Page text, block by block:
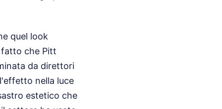
quel look
che Pitt
da direttori
nella luce
estetico che